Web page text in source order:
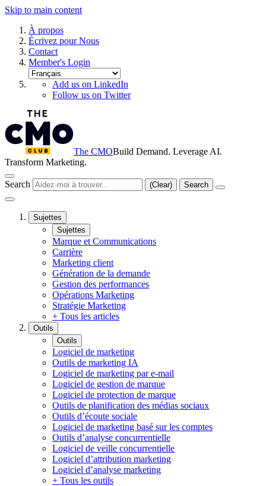
Skip to main content
À propos
Écrivez pour Nous
Contact
Member's Login
Add us on LinkedIn
Follow us on Twitter
The CMOBuild Demand. Leverage AI.
Transform Marketing.
Search (Clear) Search
Sujettes
Sujettes
Marque et Communications
Carrière
Marketing client
Génération de la demande
Gestion des performances
Opérations Marketing
Stratégie Marketing
+ Tous les articles
Outils
Outils
Logiciel de marketing
Outils de marketing IA
Logiciel de marketing par e-mail
Logiciel de gestion de marque
Logiciel de protection de marque
Outils de planification des médias sociaux
Outils d’écoute sociale
Logiciel de marketing basé sur les comptes
Outils d’analyse concurrentielle
Logiciel de veille concurrentielle
Logiciel d’attribution marketing
Logiciel d’analyse marketing
+ Tous les outils